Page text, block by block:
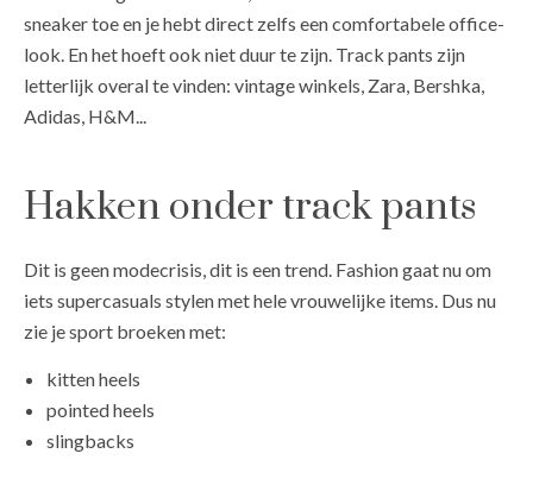
sneaker toe en je hebt direct zelfs een comfortabele office-
look. En het hoeft ook niet duur te zijn. Track pants zijn
letterlijk overal te vinden: vintage winkels, Zara, Bershka,
Adidas, H&M...
Hakken onder track pants
Dit is geen modecrisis, dit is een trend. Fashion gaat nu om
iets supercasuals stylen met hele vrouwelijke items. Dus nu
zie je sport broeken met:
kitten heels
pointed heels
slingbacks